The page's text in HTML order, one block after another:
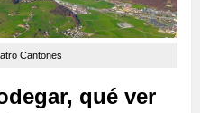
Cantones
qué ver